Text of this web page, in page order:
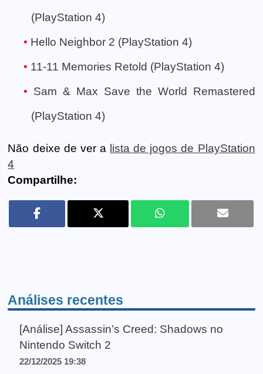
(PlayStation 4)
Hello Neighbor 2 (PlayStation 4)
11-11 Memories Retold (PlayStation 4)
Sam & Max Save the World Remastered
(PlayStation 4)
Não deixe de ver a lista de jogos de PlayStation
4
Compartilhe:
Análises recentes
[Análise] Assassin’s Creed: Shadows no
Nintendo Switch 2
22/12/2025 19:38